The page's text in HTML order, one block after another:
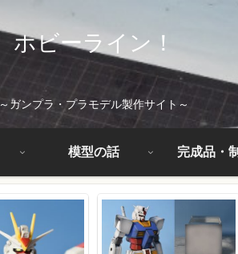
ホビーライン！
～ガンプラ・プラモデル製作サイト～
模型の話 完成品・